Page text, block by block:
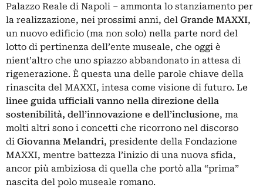
Palazzo Reale di Napoli – ammonta lo stanziamento per
la realizzazione, nei prossimi anni, del Grande MAXXI,
un nuovo edificio (ma non solo) nella parte nord del
lotto di pertinenza dell’ente museale, che oggi è
nient’altro che uno spiazzo abbandonato in attesa di
rigenerazione. È questa una delle parole chiave della
rinascita del MAXXI, intesa come visione di futuro. Le
linee guida ufficiali vanno nella direzione della
sostenibilità, dell’innovazione e dell’inclusione, ma
molti altri sono i concetti che ricorrono nel discorso
di Giovanna Melandri, presidente della Fondazione
MAXXI, mentre battezza l’inizio di una nuova sfida,
ancor più ambiziosa di quella che portò alla “prima”
nascita del polo museale romano.